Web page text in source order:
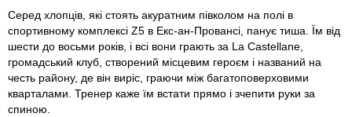
Серед хлопців, які стоять акуратним півколом на полі в
спортивному комплексі Z5 в Екс-ан-Провансі, панує тиша. Їм від
шести до восьми років, і всі вони грають за La Castellane,
громадський клуб, створений місцевим героєм і названий на
честь району, де він виріс, граючи між багатоповерховими
кварталами. Тренер каже їм встати прямо і зчепити руки за
спиною.